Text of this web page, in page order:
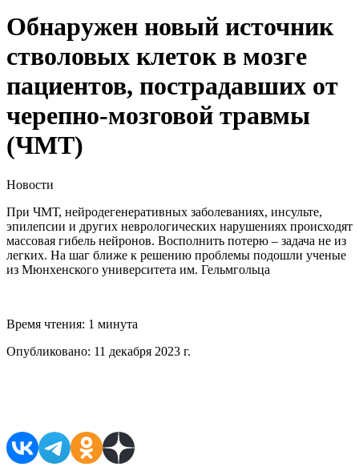
Обнаружен новый источник
стволовых клеток в мозге
пациентов, пострадавших от
черепно-мозговой травмы
(ЧМТ)
Новости
При ЧМТ, нейродегенеративных заболеваниях, инсульте,
эпилепсии и других неврологических нарушениях происходят
массовая гибель нейронов. Восполнить потерю – задача не из
легких. На шаг ближе к решению проблемы подошли ученые
из Мюнхенского университета им. Гельмгольца
Время чтения: 1 минута
Опубликовано: 11 декабря 2023 г.